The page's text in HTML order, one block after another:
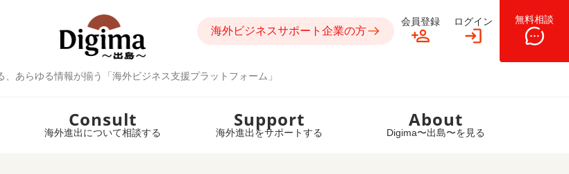
、あらゆる情報が揃う「海外ビジネス支援プラットフォーム」
海外ビジネスサポート企業の方
会員登録 ログイン 無料相談
Consult
海外進出について相談する
Support
海外進出をサポートする
About
Digima〜出島〜を見る